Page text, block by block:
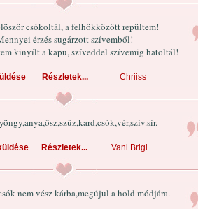
csókoltál, a felhökközött repültem!
érzés sugárzott szívemből!
kinyílt a kapu, szíveddel szívemig hatoltál!
Részletek... Chriiss
Részletek... Vani Brigi
nem vész kárba,megújul a hold módjára.